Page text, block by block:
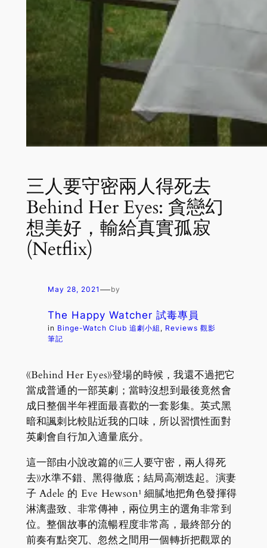
三人要守密兩人得死去
Behind Her Eyes: 貪戀幻
想美好，輸給真實孤寂
(Netflix)
May 28, 2021 —by
The Happy Watcher 試毒專員
in Binge-Watch Club 追劇小組 , Reviews 觀影
筆記
《Behind Her Eyes》登場的時候，我還不過把它
當成普通的一部英劇；當時沒想到最後竟然會
成日整個半年裡面最喜歡的一套影集。英式黑
暗和諷刺比較貼近我的口味，所以習慣性面對
英劇會自行加入適量底分。
這一部由小說改篇的《三人要守密，兩人得死
去》水準不錯、黑得徹底；結局高潮迭起。演妻
子 Adele 的 Eve Hewson¹ 細膩地把角色發揮得
淋漓盡致、非常傳神，兩位男主的選角非常到
位。整個故事的流暢程度非常高，最終部分的
前奏有點突兀、忽然之間用一個轉折把觀眾的